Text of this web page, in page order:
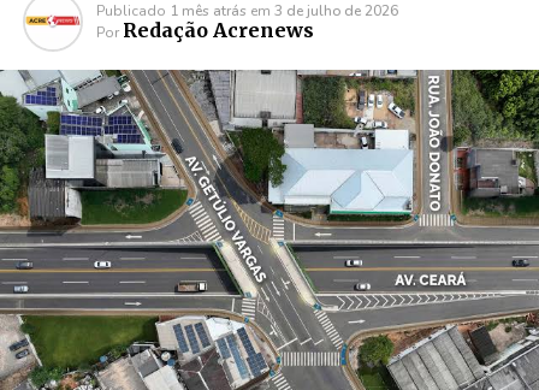
Publicado 1 mês atrás em 3 de julho de 2026
Por Redação Acrenews